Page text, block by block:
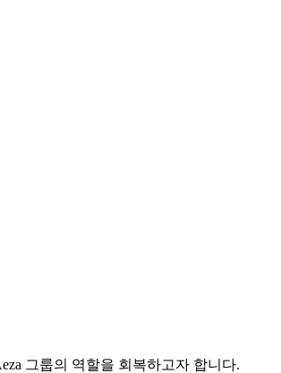
그룹의 역할을 회복하고자 합니다.